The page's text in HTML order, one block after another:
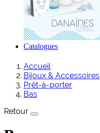
Catalogues
Accueil
Bijoux & Accessoires
Prêt-à-porter
Bas
Retour